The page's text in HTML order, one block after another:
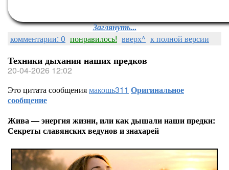
Заглянуть...
комментарии: 0 понравилось! вверх^ к полной версии
Техники дыхания наших предков
20-04-2026 12:02
Это цитата сообщениямакошь311 Оригинальное
сообщение
Жива — энергия жизни, или как дышали наши предки:
Секреты славянских ведунов и знахарей